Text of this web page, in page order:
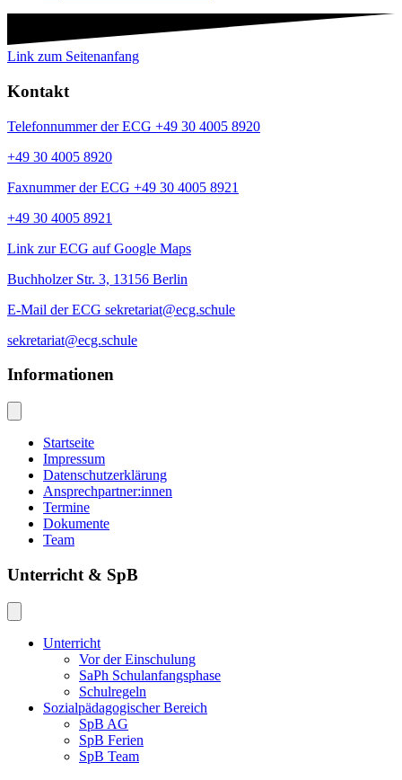
Link zum Seitenanfang
Kontakt
Telefonnummer der ECG +49 30 4005 8920
+49 30 4005 8920
Faxnummer der ECG +49 30 4005 8921
+49 30 4005 8921
Link zur ECG auf Google Maps
Buchholzer Str. 3, 13156 Berlin
E-Mail der ECG sekretariat@ecg.schule
sekretariat@ecg.schule
Informationen
Startseite
Impressum
Datenschutzerklärung
Ansprechpartner:innen
Termine
Dokumente
Team
Unterricht & SpB
Unterricht
Vor der Einschulung
SaPh Schulanfangsphase
Schulregeln
Sozialpädagogischer Bereich
SpB AG
SpB Ferien
SpB Team